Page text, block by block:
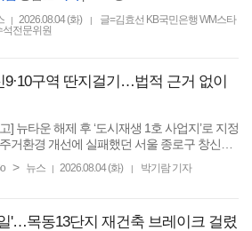
| 2026.08.04 (화) |
글=김효선 KB국민은행 WM스타
석전문위원
구역 딴지걸기…법적 근거 없이
] 뉴타운 해제 후 ‘도시재생 1호 사업지’로 지정
거환경 개선에 실패했던 서울 종로구 창신
통해 10여 년 만에 겨우 재개발 사업의 물꼬를
> 뉴스 | 2026.08.04 (화) | 박기람 기자
'…목동13단지 재건축 브레이크 걸렸